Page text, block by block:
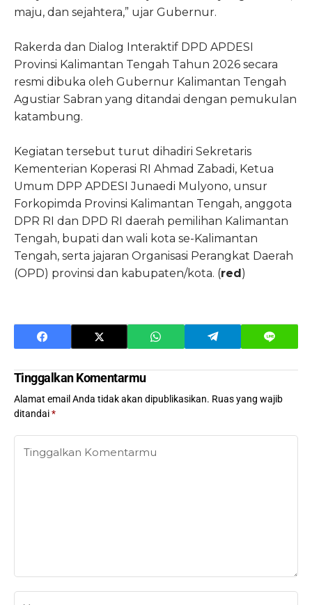
maju, dan sejahtera,” ujar Gubernur.
Rakerda dan Dialog Interaktif DPD APDESI
Provinsi Kalimantan Tengah Tahun 2026 secara
resmi dibuka oleh Gubernur Kalimantan Tengah
Agustiar Sabran yang ditandai dengan pemukulan
katambung.
Kegiatan tersebut turut dihadiri Sekretaris
Kementerian Koperasi RI Ahmad Zabadi, Ketua
Umum DPP APDESI Junaedi Mulyono, unsur
Forkopimda Provinsi Kalimantan Tengah, anggota
DPR RI dan DPD RI daerah pemilihan Kalimantan
Tengah, bupati dan wali kota se-Kalimantan
Tengah, serta jajaran Organisasi Perangkat Daerah
(OPD) provinsi dan kabupaten/kota. (red )
Tinggalkan Komentarmu
Alamat email Anda tidak akan dipublikasikan. Ruas yang wajib
ditandai*